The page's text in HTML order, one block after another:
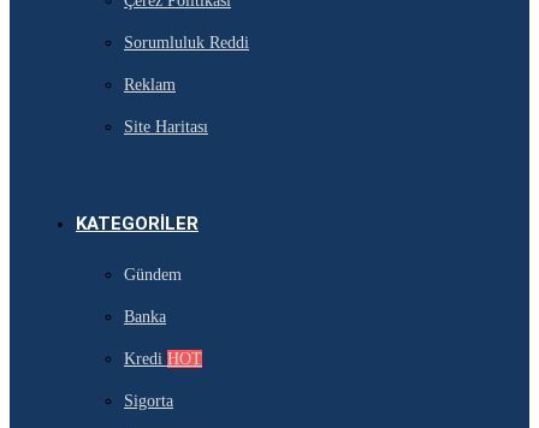
Sorumluluk Reddi
Reklam
Site Haritası
KATEGORILER
Gündem
Banka
Kredi HOT
Sigorta